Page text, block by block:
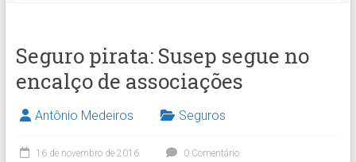
Ltda.
Seguro pirata: Susep segue no
encalço de associações
Antônio Medeiros Seguros
16 de novembro de 2016 0 Comentário